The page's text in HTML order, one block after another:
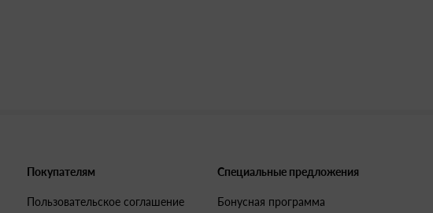
Покупателям
Пользовательское соглашение
Специальные предложения
Бонусная программа